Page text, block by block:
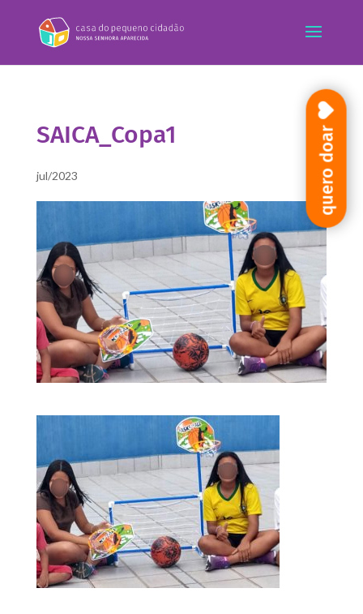
SAICA_Copa1
jul/2023 quero doar